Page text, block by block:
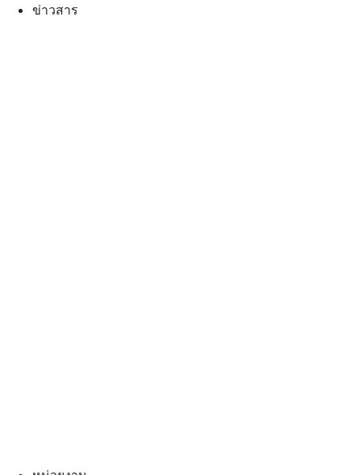
ข่าวสาร